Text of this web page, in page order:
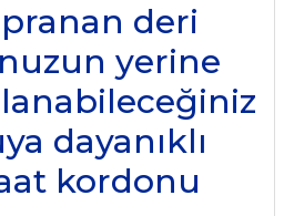
deri
yerine
dayanıklı
kordonu